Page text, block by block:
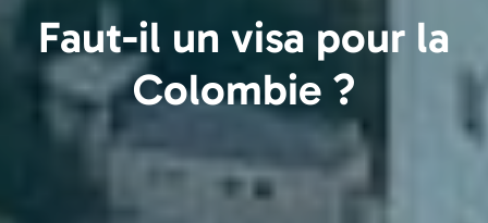
Faut-il un visa pour la
Colombie ?